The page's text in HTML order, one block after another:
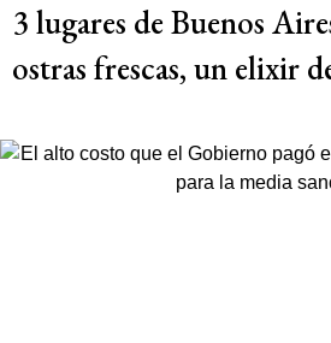
3 lugares de Buenos
ostras frescas, un elixir